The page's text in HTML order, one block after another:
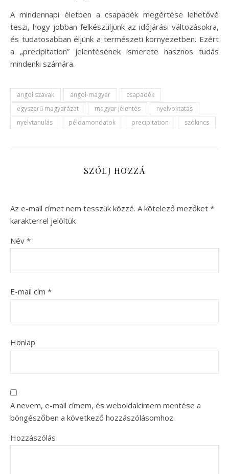
A mindennapi életben a csapadék megértése lehetővé
teszi, hogy jobban felkészüljünk az időjárási változásokra,
és tudatosabban éljünk a természeti környezetben. Ezért
a „precipitation” jelentésének ismerete hasznos tudás
mindenki számára.
angol szavak angol-magyar
csapadék
egyszerű magyarázat
magyar jelentés
nyelvoktatás
nyelvtanulás
példamondatok precipitation szókincs
SZÓLJ HOZZÁ
Az e-mail címet nem tesszük közzé. A kötelező mezőket *
karakterrel jelöltük
Név *
E-mail cím *
Honlap
A nevem, e-mail címem, és weboldalcímem mentése a
böngészőben a következő hozzászólásomhoz.
Hozzászólás